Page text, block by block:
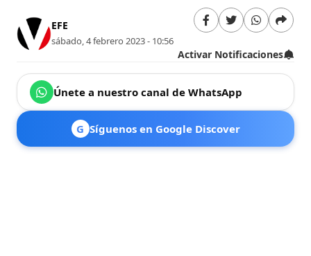
EFE
sábado, 4 febrero 2023 - 10:56
Activar Notificaciones
Únete a nuestro canal de WhatsApp
G Síguenos en Google Discover